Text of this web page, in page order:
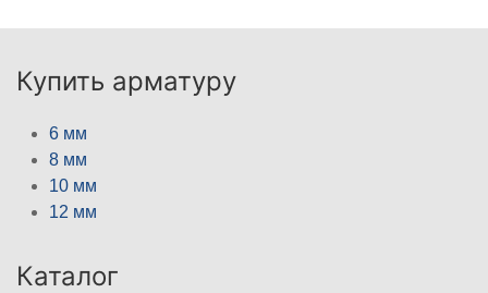
Купить арматуру
6 мм
8 мм
10 мм
12 мм
Каталог